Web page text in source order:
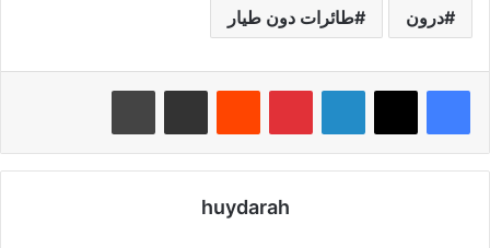
درون طائرات دون طيار
لينكدإن بينتيريست
huydarah